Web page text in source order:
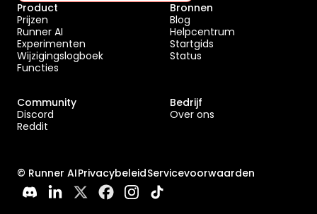
Product
Prijzen
Runner AI
Experimenten
Wijzigingslogboek
Functies
Bronnen
Blog
Helpcentrum
Startgids
Status
Community
Discord
Reddit
Bedrijf
Over ons
© Runner AIPrivacybeleidServicevoorwaarden